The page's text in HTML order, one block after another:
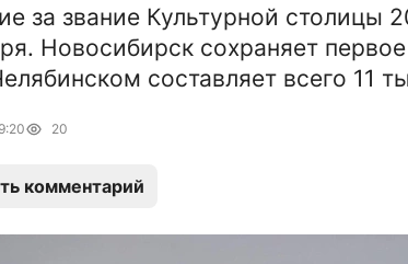
за звание Культурной столицы
Новосибирск сохраняет
составляет всего 11
20
комментарий